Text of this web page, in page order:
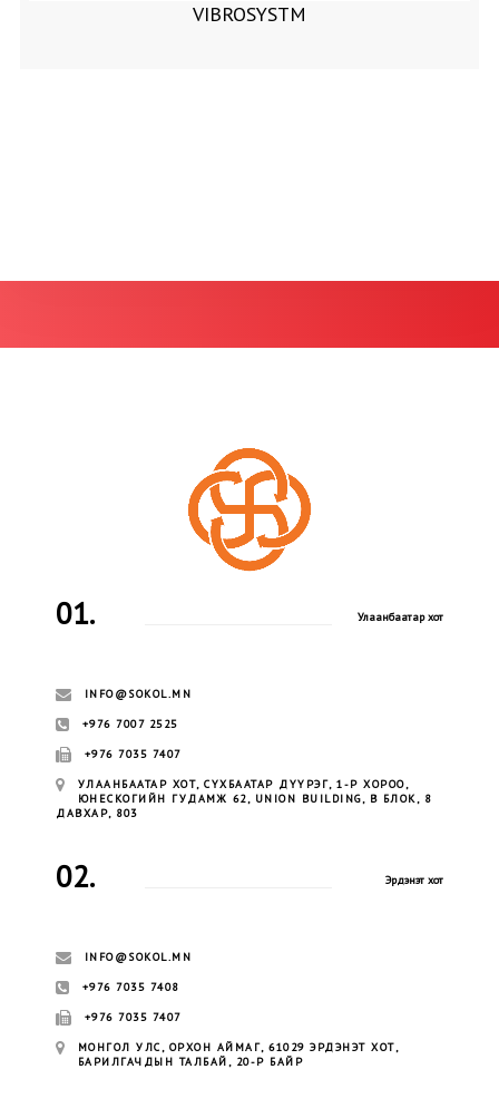
VIBROSYSTM
01. Улаанбаатар хот
INFO@SOKOL.MN
+976 7007 2525
+976 7035 7407
УЛААНБААТАР ХОТ, СҮХБААТАР ДҮҮРЭГ, 1-Р ХОРОО,
ЮНЕСКОГИЙН ГУДАМЖ 62, UNION BUILDING, B БЛОК, 8
ДАВХАР, 803
02. Эрдэнэт хот
INFO@SOKOL.MN
+976 7035 7408
+976 7035 7407
МОНГОЛ УЛС, ОРХОН АЙМАГ, 61029 ЭРДЭНЭТ ХОТ,
БАРИЛГАЧДЫН ТАЛБАЙ, 20-Р БАЙР